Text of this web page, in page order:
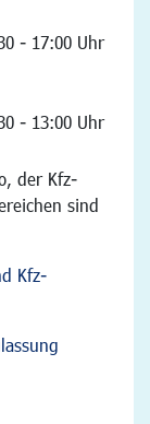
- 17:00 Uhr
- 13:00 Uhr
der Kfz-
sind
Kfz-